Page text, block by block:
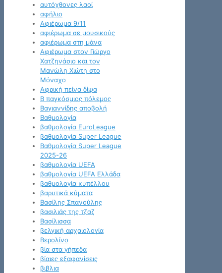
αυτόχθονες λαοί
αφήλιο
Αφιέρωμα 9/11
αφιέρωμα σε μουσικούς
αφιέρωμα στη μάνα
Αφιέρωμα στον Γιώργο
Χατζηνάσιο και τον
Μανώλη Χιώτη στο
Μόναχο
Αφρική πείνα δίψα
Β παγκόσμιος πόλεμος
Βαγιαννίδης αποβολή
Βαθμολογία
βαθμολογία EuroLeague
βαθμολογία Super League
Βαθμολογία Super League
2025-26
βαθμολογία UEFA
βαθμολογία UEFA Ελλάδα
βαθμολογία κυπέλλου
βαρυτικά κύματα
Βασίλης Σπανούλης
βασιλιάς της τζαζ
Βασίλισσα
βελγική αρχαιολογία
Βερολίνο
βία στα γήπεδα
βίαιες εξαφανίσεις
βιβλια